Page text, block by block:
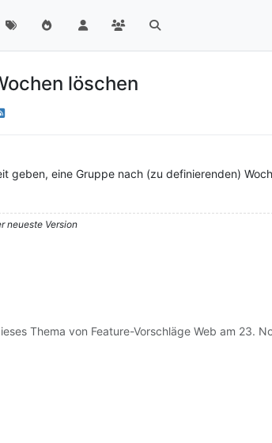
löschen
geben, eine Gruppe nach (zu definierenden)
neueste Version
Thema von Feature-Vorschläge Web am 23.